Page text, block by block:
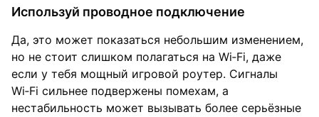
Используй проводное подключение
Да, это может показаться небольшим изменением,
но не стоит слишком полагаться на Wi‑Fi, даже
если у тебя мощный игровой роутер. Сигналы
Wi‑Fi сильнее подвержены помехам, а
нестабильность может вызывать более серьёзные